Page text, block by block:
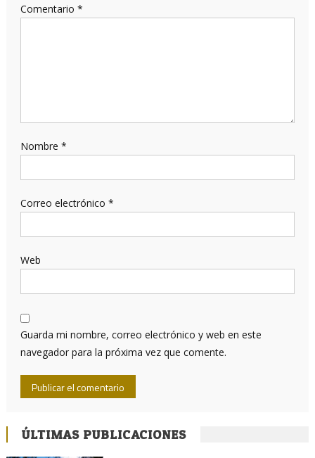
Comentario *
Nombre *
Correo electrónico *
Web
Guarda mi nombre, correo electrónico y web en este
navegador para la próxima vez que comente.
ÚLTIMAS PUBLICACIONES